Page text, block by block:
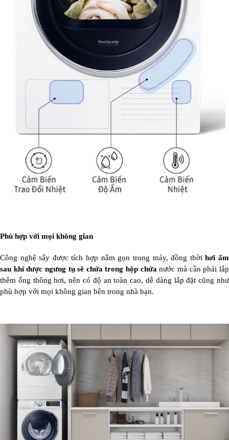
Phù hợp với mọi không gian
Công nghệ sấy được tích hợp nằm gọn trong máy, đồng thờihơi ẩm
sau khi được ngưng tụ sẽ chứa trong hộp chứa nước mà cần phải lắp
thêm ống thông hơi, nên có độ an toàn cao, dễ dàng lắp đặt cũng như
phù hợp với mọi không gian bên trong nhà bạn.